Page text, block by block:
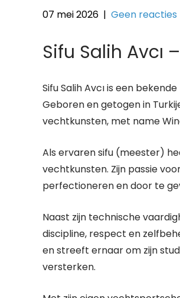
07 mei 2026 | Geen reacties
Sifu Salih Avcı
Sifu Salih Avcı is een
Geboren en getogen in
vechtkunsten, met name
Als ervaren sifu (meester)
vechtkunsten. Zijn passie
perfectioneren en door te
Naast zijn technische
discipline, respect en
en streeft ernaar om zijn
versterken.